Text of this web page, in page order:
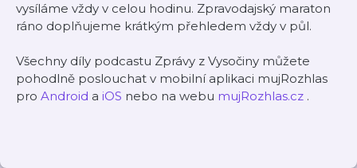
vysíláme vždy v celou hodinu. Zpravodajský maraton
ráno doplňujeme krátkým přehledem vždy v půl.
Všechny díly podcastu Zprávy z Vysočiny můžete
pohodlně poslouchat v mobilní aplikaci mujRozhlas
pro Android a iOS nebo na webu mujRozhlas.cz .